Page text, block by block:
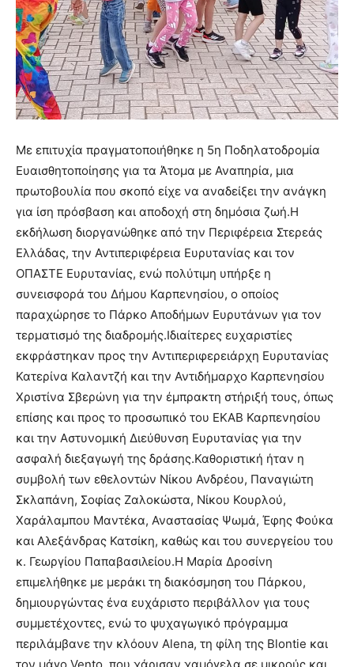
Με επιτυχία πραγματοποιήθηκε η 5η Ποδηλατοδρομία
Ευαισθητοποίησης για τα Άτομα με Αναπηρία, μια
πρωτοβουλία που σκοπό είχε να αναδείξει την ανάγκη
για ίση πρόσβαση και αποδοχή στη δημόσια ζωή.Η
εκδήλωση διοργανώθηκε από την Περιφέρεια Στερεάς
Ελλάδας, την Αντιπεριφέρεια Ευρυτανίας και τον
ΟΠΑΣΤΕ Ευρυτανίας, ενώ πολύτιμη υπήρξε η
συνεισφορά του Δήμου Καρπενησίου, ο οποίος
παραχώρησε το Πάρκο Αποδήμων Ευρυτάνων για τον
τερματισμό της διαδρομής.Ιδιαίτερες ευχαριστίες
εκφράστηκαν προς την Αντιπεριφερειάρχη Ευρυτανίας
Κατερίνα Καλαντζή και την Αντιδήμαρχο Καρπενησίου
Χριστίνα Σβερώνη για την έμπρακτη στήριξή τους, όπως
επίσης και προς το προσωπικό του ΕΚΑΒ Καρπενησίου
και την Αστυνομική Διεύθυνση Ευρυτανίας για την
ασφαλή διεξαγωγή της δράσης.Καθοριστική ήταν η
συμβολή των εθελοντών Νίκου Ανδρέου, Παναγιώτη
Σκλαπάνη, Σοφίας Ζαλοκώστα, Νίκου Κουρλού,
Χαράλαμπου Μαντέκα, Αναστασίας Ψωμά, Έφης Φούκα
και Αλεξάνδρας Κατσίκη, καθώς και του συνεργείου του
κ. Γεωργίου Παπαβασιλείου.Η Μαρία Δροσίνη
επιμελήθηκε με μεράκι τη διακόσμηση του Πάρκου,
δημιουργώντας ένα ευχάριστο περιβάλλον για τους
συμμετέχοντες, ενώ το ψυχαγωγικό πρόγραμμα
περιλάμβανε την κλόουν Alena, τη φίλη της Blontie και